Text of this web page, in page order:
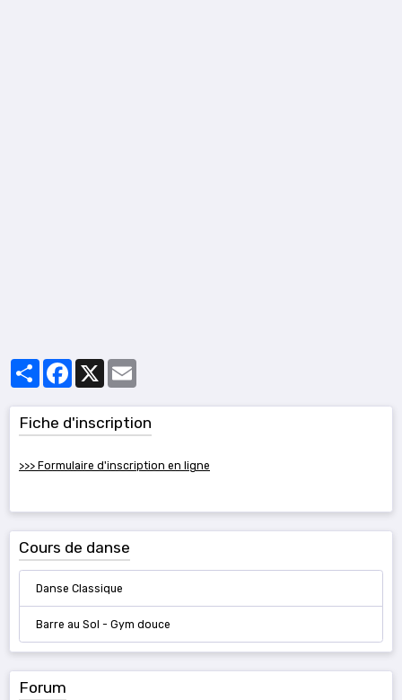
PartagerFacebook
Fiche d'inscription
>>> Formulaire d'inscription en ligne
Cours de danse
Danse Classique
Barre au Sol - Gym douce
Forum